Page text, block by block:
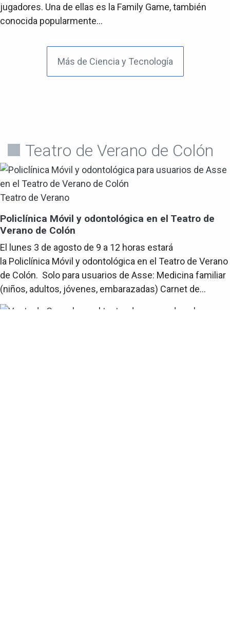
jugadores. Una de ellas es la Family Game, también
conocida popularmente...
Más de Ciencia y Tecnología
Teatro de Verano de Colón
Teatro de Verano
Policlínica Móvil y odontológica en el Teatro de
Verano de Colón
El lunes 3 de agosto de 9 a 12 horas estará
la Policlínica Móvil y odontológica en el Teatro de Verano
de Colón. Solo para usuarios de Asse: Medicina familiar
(niños, adultos, jóvenes, embarazadas) Carnet de...